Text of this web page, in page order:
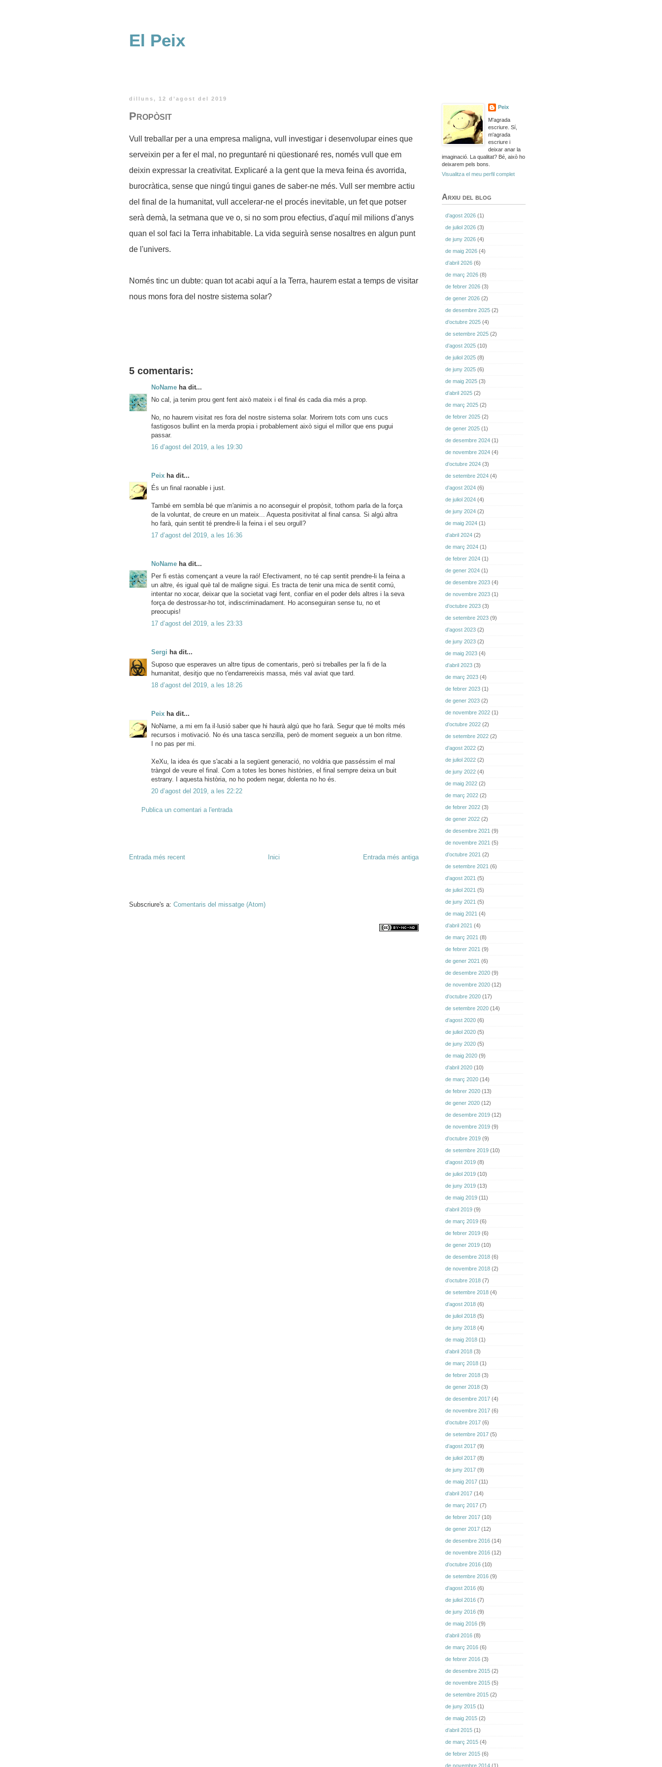
El Peix
dilluns, 12 d’agost del 2019
Propòsit
Vull treballar per a una empresa maligna, vull investigar i desenvolupar eines que
serveixin per a fer el mal, no preguntaré ni qüestionaré res, només vull que em
deixin expressar la creativitat. Explicaré a la gent que la meva feina és avorrida,
burocràtica, sense que ningú tingui ganes de saber-ne més. Vull ser membre actiu
del final de la humanitat, vull accelerar-ne el procés inevitable, un fet que potser
serà demà, la setmana que ve o, si no som prou efectius, d'aquí mil milions d'anys
quan el sol faci la Terra inhabitable. La vida seguirà sense nosaltres en algun punt
de l'univers.
Només tinc un dubte: quan tot acabi aquí a la Terra, haurem estat a temps de visitar
nous mons fora del nostre sistema solar?
5 comentaris:
NoName ha dit...
No cal, ja tenim prou gent fent això mateix i el final és cada dia més a prop.
No, no haurem visitat res fora del nostre sistema solar. Morirem tots com uns cucs
fastigosos bullint en la merda propia i probablement això sigui el millor que ens pugui
passar.
16 d’agost del 2019, a les 19:30
Peix ha dit...
És un final raonable i just.
També em sembla bé que m'animis a no aconseguir el propòsit, tothom parla de la força
de la voluntat, de creure en un mateix... Aquesta positivitat al final cansa. Si algú altra
ho farà, quin sentit té prendre-li la feina i el seu orgull?
17 d’agost del 2019, a les 16:36
NoName ha dit...
Per fi estàs començant a veure la raó! Efectivament, no té cap sentit prendre-li la feina a
un altre, és igual què tal de maligne sigui. Es tracta de tenir una mica de sentit comú,
intentar no xocar, deixar que la societat vagi fent, confiar en el poder dels altres i la seva
força de destrossar-ho tot, indiscriminadament. Ho aconseguiran sense tu, no et
preocupis!
17 d’agost del 2019, a les 23:33
Sergi ha dit...
Suposo que esperaves un altre tipus de comentaris, però si treballes per la fi de la
humanitat, desitjo que no t'endarrereixis massa, més val aviat que tard.
18 d’agost del 2019, a les 18:26
Peix ha dit...
NoName, a mi em fa il·lusió saber que hi haurà algú que ho farà. Segur que té molts més
recursos i motivació. No és una tasca senzilla, però de moment segueix a un bon ritme.
I no pas per mi.
XeXu, la idea és que s'acabi a la següent generació, no voldria que passéssim el mal
tràngol de veure el final. Com a totes les bones històries, el final sempre deixa un buit
estrany. I aquesta història, no ho podem negar, dolenta no ho és.
20 d’agost del 2019, a les 22:22
Publica un comentari a l'entrada
Entrada més recent Entrada més antiga
Inici
Subscriure's a: Comentaris del missatge (Atom)
Peix
M'agrada
escriure. Sí,
m'agrada
escriure i
deixar anar la
imaginació. La qualitat? Bé, això ho
deixarem pels bons.
Visualitza el meu perfil complet
Arxiu del blog
d’agost 2026 (1)
de juliol 2026 (3)
de juny 2026 (4)
de maig 2026 (4)
d’abril 2026 (6)
de març 2026 (8)
de febrer 2026 (3)
de gener 2026 (2)
de desembre 2025 (2)
d’octubre 2025 (4)
de setembre 2025 (2)
d’agost 2025 (10)
de juliol 2025 (8)
de juny 2025 (6)
de maig 2025 (3)
d’abril 2025 (2)
de març 2025 (2)
de febrer 2025 (2)
de gener 2025 (1)
de desembre 2024 (1)
de novembre 2024 (4)
d’octubre 2024 (3)
de setembre 2024 (4)
d’agost 2024 (6)
de juliol 2024 (4)
de juny 2024 (2)
de maig 2024 (1)
d’abril 2024 (2)
de març 2024 (1)
de febrer 2024 (1)
de gener 2024 (1)
de desembre 2023 (4)
de novembre 2023 (1)
d’octubre 2023 (3)
de setembre 2023 (9)
d’agost 2023 (2)
de juny 2023 (2)
de maig 2023 (4)
d’abril 2023 (3)
de març 2023 (4)
de febrer 2023 (1)
de gener 2023 (2)
de novembre 2022 (1)
d’octubre 2022 (2)
de setembre 2022 (2)
d’agost 2022 (2)
de juliol 2022 (2)
de juny 2022 (4)
de maig 2022 (2)
de març 2022 (2)
de febrer 2022 (3)
de gener 2022 (2)
de desembre 2021 (9)
de novembre 2021 (5)
d’octubre 2021 (2)
de setembre 2021 (6)
d’agost 2021 (5)
de juliol 2021 (5)
de juny 2021 (5)
de maig 2021 (4)
d’abril 2021 (4)
de març 2021 (8)
de febrer 2021 (9)
de gener 2021 (6)
de desembre 2020 (9)
de novembre 2020 (12)
d’octubre 2020 (17)
de setembre 2020 (14)
d’agost 2020 (6)
de juliol 2020 (5)
de juny 2020 (5)
de maig 2020 (9)
d’abril 2020 (10)
de març 2020 (14)
de febrer 2020 (13)
de gener 2020 (12)
de desembre 2019 (12)
de novembre 2019 (9)
d’octubre 2019 (9)
de setembre 2019 (10)
d’agost 2019 (8)
de juliol 2019 (10)
de juny 2019 (13)
de maig 2019 (11)
d’abril 2019 (9)
de març 2019 (6)
de febrer 2019 (6)
de gener 2019 (10)
de desembre 2018 (6)
de novembre 2018 (2)
d’octubre 2018 (7)
de setembre 2018 (4)
d’agost 2018 (6)
de juliol 2018 (5)
de juny 2018 (4)
de maig 2018 (1)
d’abril 2018 (3)
de març 2018 (1)
de febrer 2018 (3)
de gener 2018 (3)
de desembre 2017 (4)
de novembre 2017 (6)
d’octubre 2017 (6)
de setembre 2017 (5)
d’agost 2017 (9)
de juliol 2017 (8)
de juny 2017 (9)
de maig 2017 (11)
d’abril 2017 (14)
de març 2017 (7)
de febrer 2017 (10)
de gener 2017 (12)
de desembre 2016 (14)
de novembre 2016 (12)
d’octubre 2016 (10)
de setembre 2016 (9)
d’agost 2016 (6)
de juliol 2016 (7)
de juny 2016 (9)
de maig 2016 (9)
d’abril 2016 (8)
de març 2016 (6)
de febrer 2016 (3)
de desembre 2015 (2)
de novembre 2015 (5)
de setembre 2015 (2)
de juny 2015 (1)
de maig 2015 (2)
d’abril 2015 (1)
de març 2015 (4)
de febrer 2015 (6)
de novembre 2014 (1)